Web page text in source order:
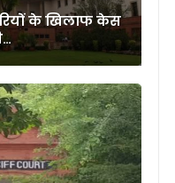
के खिलाफ केस